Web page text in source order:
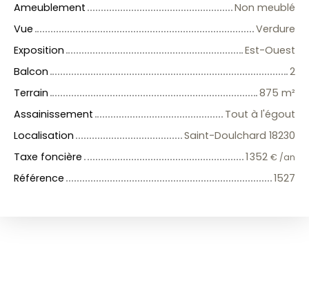
Ameublement
Non meublé
Vue
Verdure
Exposition
Est-Ouest
Balcon
2
Terrain
875 m²
Assainissement
Tout à l'égout
Localisation
Saint-Doulchard 18230
Taxe foncière
1 352 € /an
Référence 1527